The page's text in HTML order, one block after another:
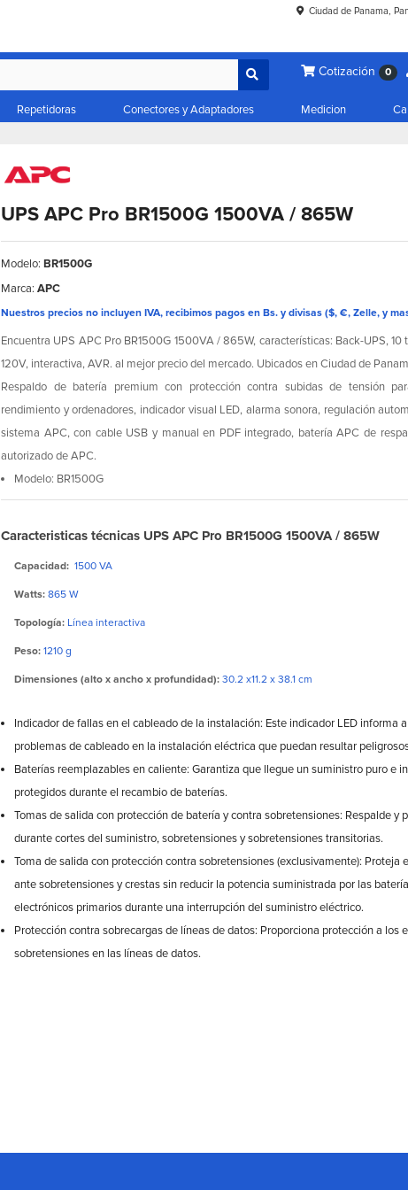
Ciudad de Panama,
Cotización 0
Repetidoras Conectores y Adaptadores Medicion
UPS APC Pro BR1500G 1500VA / 865W
Modelo: BR1500G
Marca: APC
Nuestros precios no incluyen IVA, recibimos pagos en Bs. y divisas ($, €, Zelle, y
Encuentra UPS APC Pro BR1500G 1500VA / 865W, características: Back-UPS,
120V, interactiva, AVR. al mejor precio del mercado. Ubicados en Ciudad de
Respaldo de batería premium con protección contra subidas de tensión
rendimiento y ordenadores, indicador visual LED, alarma sonora, regulación
sistema APC, con cable USB y manual en PDF integrado, batería APC de
autorizado de APC.
Modelo: BR1500G
Caracteristicas técnicas UPS APC Pro BR1500G 1500VA / 865W
Capacidad: 1500 VA
Watts: 865 W
Topología: Línea interactiva
Peso: 1210 g
Dimensiones (alto x ancho x profundidad): 30.2 x11.2 x 38.1 cm
Indicador de fallas en el cableado de la instalación: Este indicador LED informa
problemas de cableado en la instalación eléctrica que puedan resultar
Baterías reemplazables en caliente: Garantiza que llegue un suministro puro e
protegidos durante el recambio de baterías.
Tomas de salida con protección de batería y contra sobretensiones: Respalde y
durante cortes del suministro, sobretensiones y sobretensiones transitorias.
Toma de salida con protección contra sobretensiones (exclusivamente): Proteja
ante sobretensiones y crestas sin reducir la potencia suministrada por las
electrónicos primarios durante una interrupción del suministro eléctrico.
Protección contra sobrecargas de líneas de datos: Proporciona protección a los
sobretensiones en las líneas de datos.